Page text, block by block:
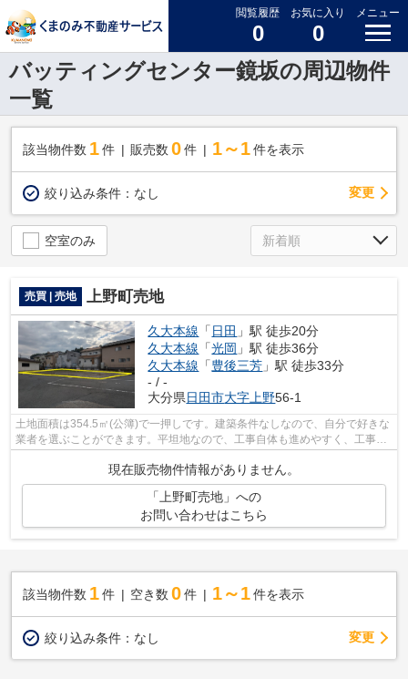
閲覧履歴
0
お気に入り
0
メニュー
バッティングセンター鏡坂の周辺物件
一覧
該当物件数 1件 販売数 0 件 1～1 件を表示
絞り込み条件： なし 変更
空室のみ
売買 | 売地 上野町売地
久大本線 「 日田 」駅 徒歩20分
久大本線 「光岡 」駅 徒歩36分
久大本線 「豊後三芳 」駅 徒歩33分
- / -
大分県日田市大字上野56-1
土地面積は354.5㎡(公簿)で一押しです。建築条件なしなので、自分で好きな
業者を選ぶことができます。平坦地なので、工事自体も進めやすく、工事時
現在販売物件情報がありません。
「上野町売地」への
お問い合わせはこちら
該当物件数 1件 空き数 0 件 1～1 件を表示
絞り込み条件： なし 変更